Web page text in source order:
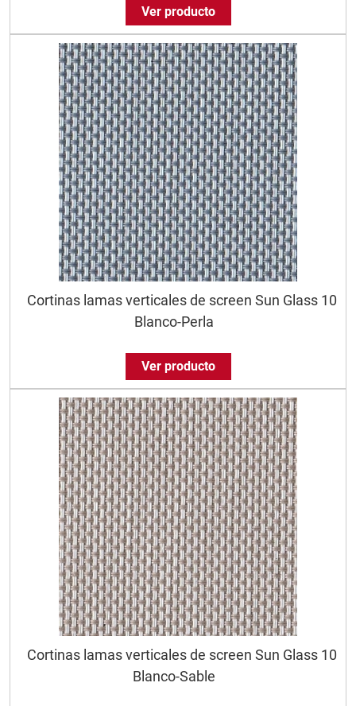
Ver producto
Cortinas lamas verticales de screen Sun Glass 10
Blanco-Perla
Ver producto
Cortinas lamas verticales de screen Sun Glass 10
Blanco-Sable